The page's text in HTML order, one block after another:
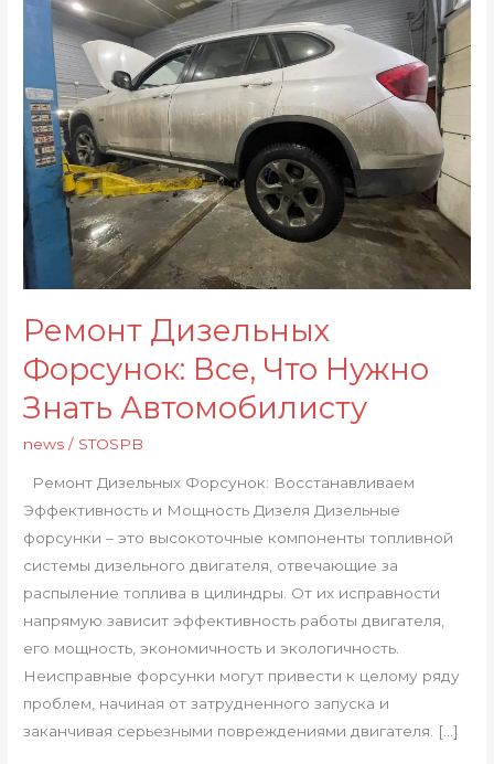
Ремонт Дизельных
Форсунок: Все, Что Нужно
Знать Автомобилисту
news / STOSPB
Ремонт Дизельных Форсунок: Восстанавливаем
Эффективность и Мощность Дизеля Дизельные
форсунки – это высокоточные компоненты топливной
системы дизельного двигателя, отвечающие за
распыление топлива в цилиндры. От их исправности
напрямую зависит эффективность работы двигателя,
его мощность, экономичность и экологичность.
Неисправные форсунки могут привести к целому ряду
проблем, начиная от затрудненного запуска и
заканчивая серьезными повреждениями двигателя. […]
Форсунок:
Все,
Нужно
Знать
Автомобилисту